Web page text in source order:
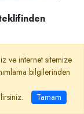
ve internet sitemize
bilgilerinden
Tamam